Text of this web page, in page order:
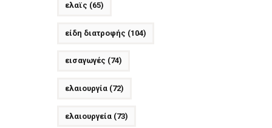
ελαϊς (65)
είδη διατροφής (104)
εισαγωγές (74)
ελαιουργία(72)
ελαιουργεία(73)